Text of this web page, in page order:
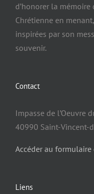
d’honorer la
Chrétienne en
inspirées par son
souvenir.
Contact
Impasse de l’Oeuvre
40990 Saint-Vincent-
Accéder au
Liens